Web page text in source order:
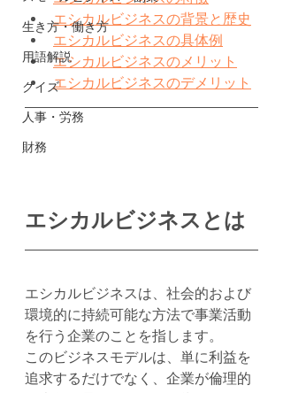
生き方・働き方
用語解説
クイズ
人事・労務
財務
エシカルビジネスの背景と歴史
エシカルビジネスの具体例
エシカルビジネスのメリット
エシカルビジネスのデメリット
エシカルビジネスとは
エシカルビジネスは、社会的および
環境的に持続可能な方法で事業活動
を行う企業のことを指します。
このビジネスモデルは、単に利益を
追求するだけでなく、企業が倫理的